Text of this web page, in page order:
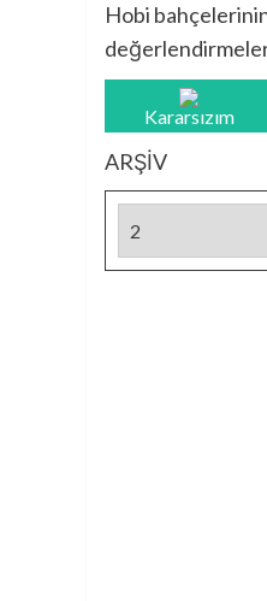
Hobi bahçelerinin
Kararsızım
ARŞİV